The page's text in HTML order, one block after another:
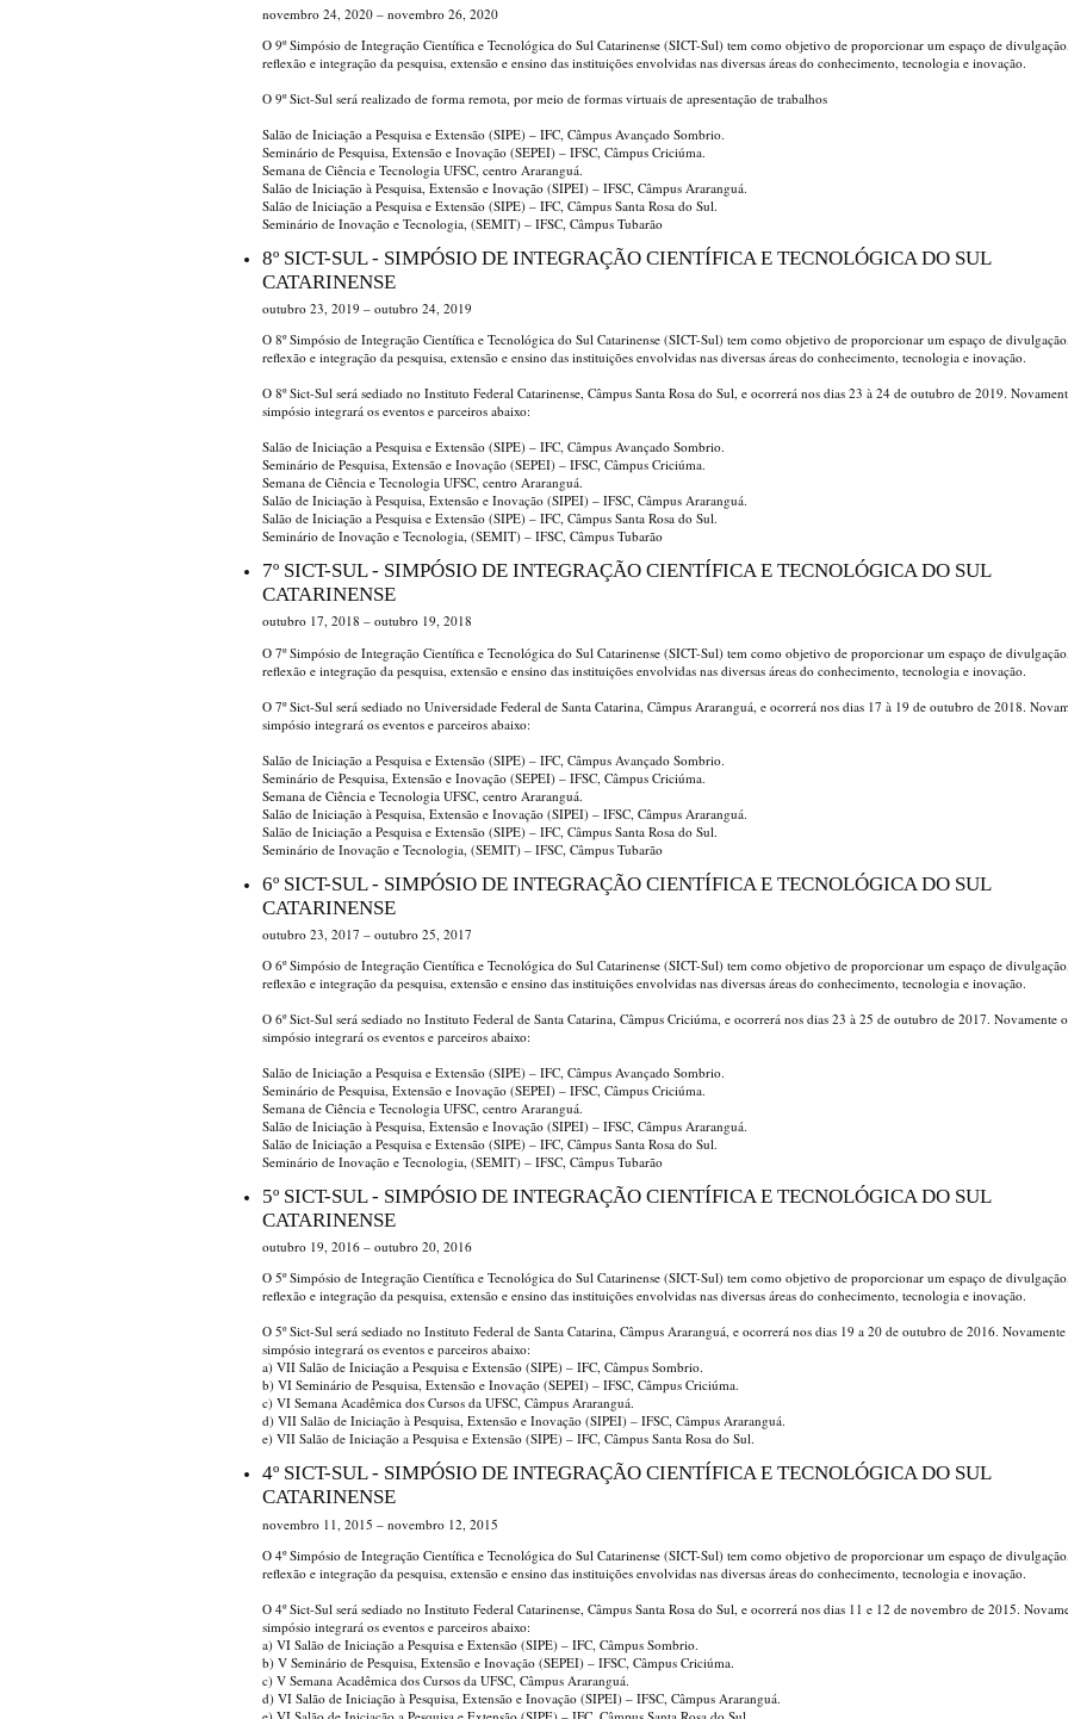
novembro 24, 2020 – novembro 26, 2020
O 9º Simpósio de Integração Científica e Tecnológica do Sul Catarinense (SICT-Sul) tem como objetivo de proporcionar um espaço de
reflexão e integração da pesquisa, extensão e ensino das instituições envolvidas nas diversas áreas do conhecimento, tecnologia e inovação.
O 9º Sict-Sul será realizado de forma remota, por meio de formas virtuais de apresentação de trabalhos
Salão de Iniciação a Pesquisa e Extensão (SIPE) – IFC, Câmpus Avançado Sombrio.
Seminário de Pesquisa, Extensão e Inovação (SEPEI) – IFSC, Câmpus Criciúma.
Semana de Ciência e Tecnologia UFSC, centro Araranguá.
Salão de Iniciação à Pesquisa, Extensão e Inovação (SIPEI) – IFSC, Câmpus Araranguá.
Salão de Iniciação a Pesquisa e Extensão (SIPE) – IFC, Câmpus Santa Rosa do Sul.
Seminário de Inovação e Tecnologia, (SEMIT) – IFSC, Câmpus Tubarão
8º SICT-SUL - SIMPÓSIO DE INTEGRAÇÃO CIENTÍFICA E TECNOLÓGICA DO SUL
CATARINENSE
outubro 23, 2019 – outubro 24, 2019
O 8º Simpósio de Integração Científica e Tecnológica do Sul Catarinense (SICT-Sul) tem como objetivo de proporcionar um espaço de
reflexão e integração da pesquisa, extensão e ensino das instituições envolvidas nas diversas áreas do conhecimento, tecnologia e inovação.
O 8º Sict-Sul será sediado no Instituto Federal Catarinense, Câmpus Santa Rosa do Sul, e ocorrerá nos dias 23 à 24 de outubro de 2019.
simpósio integrará os eventos e parceiros abaixo:
Salão de Iniciação a Pesquisa e Extensão (SIPE) – IFC, Câmpus Avançado Sombrio.
Seminário de Pesquisa, Extensão e Inovação (SEPEI) – IFSC, Câmpus Criciúma.
Semana de Ciência e Tecnologia UFSC, centro Araranguá.
Salão de Iniciação à Pesquisa, Extensão e Inovação (SIPEI) – IFSC, Câmpus Araranguá.
Salão de Iniciação a Pesquisa e Extensão (SIPE) – IFC, Câmpus Santa Rosa do Sul.
Seminário de Inovação e Tecnologia, (SEMIT) – IFSC, Câmpus Tubarão
7º SICT-SUL - SIMPÓSIO DE INTEGRAÇÃO CIENTÍFICA E TECNOLÓGICA DO SUL
CATARINENSE
outubro 17, 2018 – outubro 19, 2018
O 7º Simpósio de Integração Científica e Tecnológica do Sul Catarinense (SICT-Sul) tem como objetivo de proporcionar um espaço de
reflexão e integração da pesquisa, extensão e ensino das instituições envolvidas nas diversas áreas do conhecimento, tecnologia e inovação.
O 7º Sict-Sul será sediado no Universidade Federal de Santa Catarina, Câmpus Araranguá, e ocorrerá nos dias 17 à 19 de outubro de 2018.
simpósio integrará os eventos e parceiros abaixo:
Salão de Iniciação a Pesquisa e Extensão (SIPE) – IFC, Câmpus Avançado Sombrio.
Seminário de Pesquisa, Extensão e Inovação (SEPEI) – IFSC, Câmpus Criciúma.
Semana de Ciência e Tecnologia UFSC, centro Araranguá.
Salão de Iniciação à Pesquisa, Extensão e Inovação (SIPEI) – IFSC, Câmpus Araranguá.
Salão de Iniciação a Pesquisa e Extensão (SIPE) – IFC, Câmpus Santa Rosa do Sul.
Seminário de Inovação e Tecnologia, (SEMIT) – IFSC, Câmpus Tubarão
6º SICT-SUL - SIMPÓSIO DE INTEGRAÇÃO CIENTÍFICA E TECNOLÓGICA DO SUL
CATARINENSE
outubro 23, 2017 – outubro 25, 2017
O 6º Simpósio de Integração Científica e Tecnológica do Sul Catarinense (SICT-Sul) tem como objetivo de proporcionar um espaço de
reflexão e integração da pesquisa, extensão e ensino das instituições envolvidas nas diversas áreas do conhecimento, tecnologia e inovação.
O 6º Sict-Sul será sediado no Instituto Federal de Santa Catarina, Câmpus Criciúma, e ocorrerá nos dias 23 à 25 de outubro de 2017. Novamente o
simpósio integrará os eventos e parceiros abaixo:
Salão de Iniciação a Pesquisa e Extensão (SIPE) – IFC, Câmpus Avançado Sombrio.
Seminário de Pesquisa, Extensão e Inovação (SEPEI) – IFSC, Câmpus Criciúma.
Semana de Ciência e Tecnologia UFSC, centro Araranguá.
Salão de Iniciação à Pesquisa, Extensão e Inovação (SIPEI) – IFSC, Câmpus Araranguá.
Salão de Iniciação a Pesquisa e Extensão (SIPE) – IFC, Câmpus Santa Rosa do Sul.
Seminário de Inovação e Tecnologia, (SEMIT) – IFSC, Câmpus Tubarão
5º SICT-SUL - SIMPÓSIO DE INTEGRAÇÃO CIENTÍFICA E TECNOLÓGICA DO SUL
CATARINENSE
outubro 19, 2016 – outubro 20, 2016
O 5º Simpósio de Integração Científica e Tecnológica do Sul Catarinense (SICT-Sul) tem como objetivo de proporcionar um espaço de
reflexão e integração da pesquisa, extensão e ensino das instituições envolvidas nas diversas áreas do conhecimento, tecnologia e inovação.
O 5º Sict-Sul será sediado no Instituto Federal de Santa Catarina, Câmpus Araranguá, e ocorrerá nos dias 19 a 20 de outubro de 2016.
simpósio integrará os eventos e parceiros abaixo:
a) VII Salão de Iniciação a Pesquisa e Extensão (SIPE) – IFC, Câmpus Sombrio.
b) VI Seminário de Pesquisa, Extensão e Inovação (SEPEI) – IFSC, Câmpus Criciúma.
c) VI Semana Acadêmica dos Cursos da UFSC, Câmpus Araranguá.
d) VII Salão de Iniciação à Pesquisa, Extensão e Inovação (SIPEI) – IFSC, Câmpus Araranguá.
e) VII Salão de Iniciação a Pesquisa e Extensão (SIPE) – IFC, Câmpus Santa Rosa do Sul.
4º SICT-SUL - SIMPÓSIO DE INTEGRAÇÃO CIENTÍFICA E TECNOLÓGICA DO SUL
CATARINENSE
novembro 11, 2015 – novembro 12, 2015
O 4º Simpósio de Integração Científica e Tecnológica do Sul Catarinense (SICT-Sul) tem como objetivo de proporcionar um espaço de
reflexão e integração da pesquisa, extensão e ensino das instituições envolvidas nas diversas áreas do conhecimento, tecnologia e inovação.
O 4º Sict-Sul será sediado no Instituto Federal Catarinense, Câmpus Santa Rosa do Sul, e ocorrerá nos dias 11 e 12 de novembro de 2015.
simpósio integrará os eventos e parceiros abaixo:
a) VI Salão de Iniciação a Pesquisa e Extensão (SIPE) – IFC, Câmpus Sombrio.
b) V Seminário de Pesquisa, Extensão e Inovação (SEPEI) – IFSC, Câmpus Criciúma.
c) V Semana Acadêmica dos Cursos da UFSC, Câmpus Araranguá.
d) VI Salão de Iniciação à Pesquisa, Extensão e Inovação (SIPEI) – IFSC, Câmpus Araranguá.